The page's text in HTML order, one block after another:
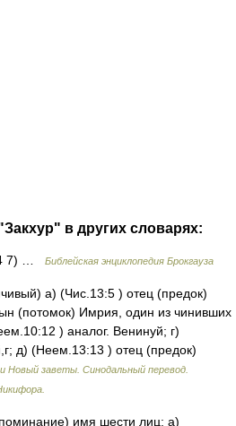
в других словарях:
7) … Библейская энциклопедия Брокгауза
а) (Чис.13:5 ) отец (предок)
(потомок) Имрия, один из чинивших
) аналог. Венинуй; г)
д) (Неем.13:13 ) отец (предок)
Новый заветы. Синодальный перевод.
имя шести лиц: а)